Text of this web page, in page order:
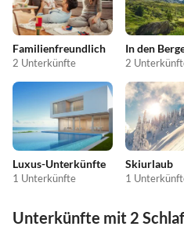
Familienfreundlich
2 Unterkünfte
In den
2
Luxus-Unterkünfte
1 Unterkünfte
Skiurlaub
1
Unterkünfte mit 2